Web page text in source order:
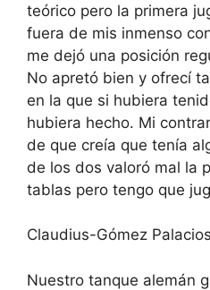
teórico pero la primera
fuera de mis inmenso
me dejó una posición
No apretó bien y ofrecí
en la que si hubiera
hubiera hecho. Mi
de que creía que tenía
de los dos valoró mal la
tablas pero tengo que
Claudius-Gómez
Nuestro tanque alemán